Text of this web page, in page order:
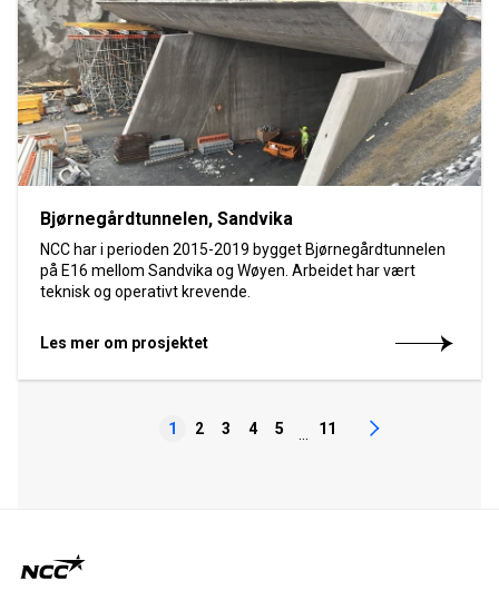
Bjørnegårdtunnelen, Sandvika
NCC har i perioden 2015-2019 bygget Bjørnegårdtunnelen
på E16 mellom Sandvika og Wøyen. Arbeidet har vært
teknisk og operativt krevende.
Les mer om prosjektet
1 2 3 4 5 ... 11